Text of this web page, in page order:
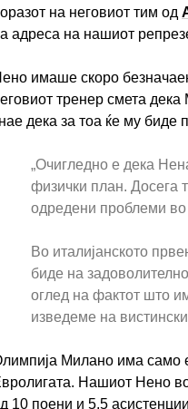
на неговиот тим од
адреса на нашиот
имаше скоро
тренер смета
дека за тоа ќе му биде
„Очигледно е дека
физички план. Досега
одредени проблеми во
Во италијанското
биде на
оглед на фактот што
изведеме на
Милано има само
Нашиот Нено
10 поени и 5,5